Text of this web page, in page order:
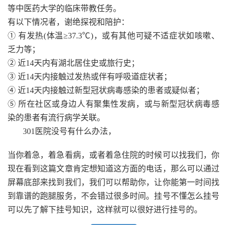
等中医药大学的临床带教任务。
有以下情况者，谢绝探视和陪护：
① 有发热(体温≥37.3℃)，或有其他可疑不适症状如咳嗽、
乏力等；
② 近14天内有湖北居住史或旅行史；
③ 近14天内接触过发热或伴有呼吸道症状者；
④ 近14天内接触过新型冠状病毒感染的患者或疑似者；
⑤ 所在社区或身边人有聚集性发病，或与新型冠状病毒感
染的患者有流行病学关联。
301医院没号有什么办法，
当你着急，着急看病，或者着急住院的时候可以找我们，你
现在看到这篇文章肯定想知道这方面的电话，那么可以通过
屏幕底部来找到我们，我们可以帮助你，让你能第一时间找
到靠谱的跑腿服务，不会错过很多时间。挂号不懂怎么挂号
可以先了解下挂号知识，这样就可以很好进行挂号的。